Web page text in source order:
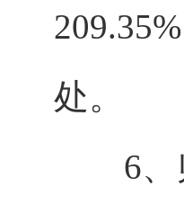
处。
6、归